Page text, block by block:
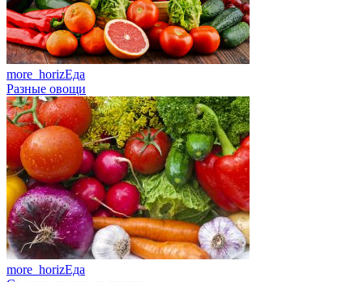
more_horizЕда
Разные овощи
more_horizЕда